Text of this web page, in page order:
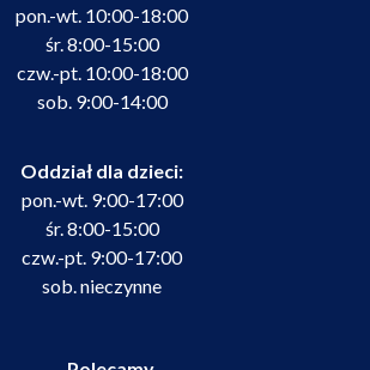
pon.-wt. 10:00-18:00
śr. 8:00-15:00
czw.-pt. 10:00-18:00
sob. 9:00-14:00
Oddział dla dzieci:
pon.-wt. 9:00-17:00
śr. 8:00-15:00
czw.-pt. 9:00-17:00
sob. nieczynne